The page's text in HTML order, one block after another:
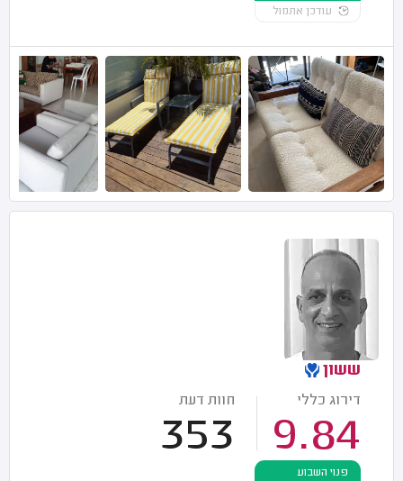
עודכן אתמול
ששון
דירוג כללי
9.84
חוות דעת
353
פנוי השבוע